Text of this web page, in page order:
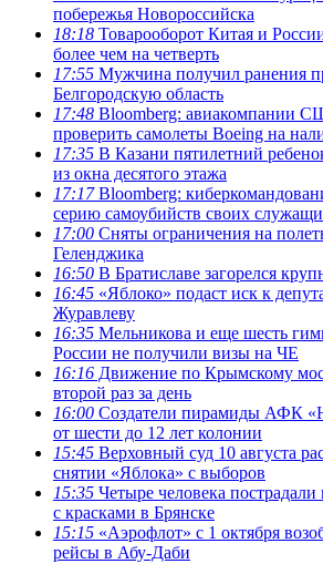
побережья Новороссийска
18:18 Товарооборот Китая и
более чем на четверть
17:55 Мужчина получил ранения
Белгородскую область
17:48 Bloomberg: авиакомпании
проверить самолеты Boeing на
17:35 В Казани пятилетний
из окна десятого этажа
17:17Bloomberg:
серию самоубийств своих
17:00 Сняты ограничения на
Геленджика
16:50 В Братиславе загорелся
16:45 «Яблоко» подаст иск к
Журавлеву
16:35 Мельникова и еще шесть
России не получили визы на ЧЕ
16:16 Движение по Крымскому
второй раз за день
16:00 Создатели пирамиды АФК
от шести до 12 лет колонии
15:45 Верховный суд 10 августа
снятии «Яблока» с выборов
15:35 Четыре человека
с красками в Брянске
15:15 «Аэрофлот» с 1 октября
рейсы в Абу-Даби